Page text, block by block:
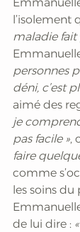
l’isolement
maladie fait
personnes
déni, c’est
aimé des
je
pas facile »,
faire
comme
les soins
de lui dire :